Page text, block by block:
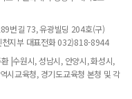
번길 73, 유광빌딩 204호(구)
지부 대표전화 032)818-8944
|수원시, 성남시, 안양시, 화성시,
시교육청, 경기도교육청 본청 및 각